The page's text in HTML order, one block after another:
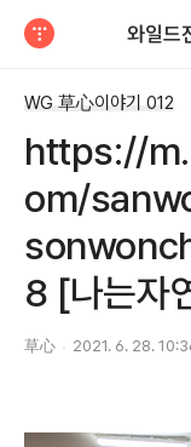
WG 草心이야기 012
https://
om/
8 [나는자
草心 2021. 6. 28.